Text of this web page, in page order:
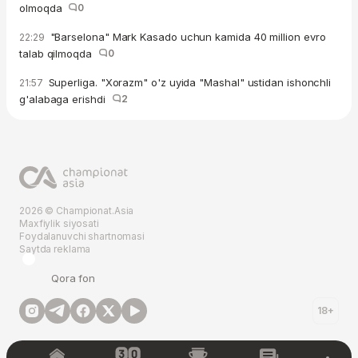
olmoqda 0
22:29 "Barselona" Mark Kasado uchun kamida 40 million evro
talab qilmoqda
0
21:57 Superliga. "Xorazm" o'z uyida "Mashal" ustidan ishonchli
g'alabaga erishdi
2
2026 © Championat.Asia
Maxfiylik siyosati
Foydalanuvchi shartnomasi
Saytda reklama
Qora fon
18+